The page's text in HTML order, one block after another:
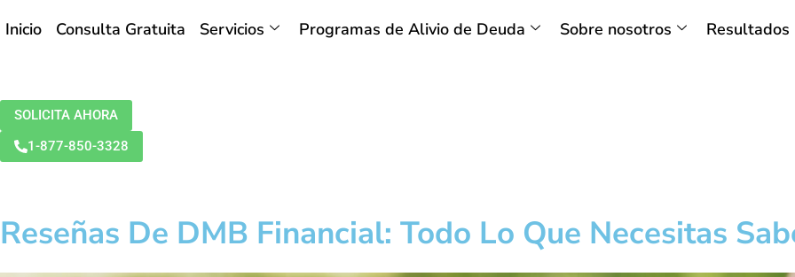
Inicio Consulta Gratuita Servicios Programas de Alivio de Deuda Sobre nosotros Resultados
SOLICITA AHORA
1-877-850-3328
Reseñas De DMB Financial: Todo Lo Que Necesitas